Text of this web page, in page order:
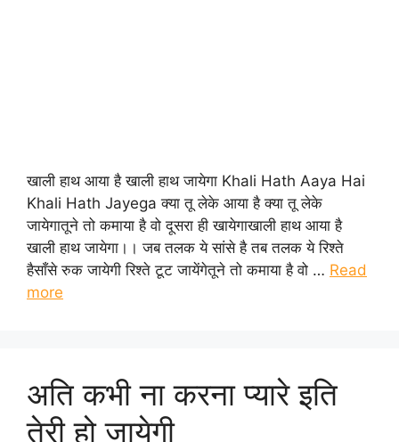
खाली हाथ आया है खाली हाथ जायेगा Khali Hath Aaya Hai
Khali Hath Jayega क्या तू लेके आया है क्या तू लेके
जायेगातूने तो कमाया है वो दूसरा ही खायेगाखाली हाथ आया है
खाली हाथ जायेगा।। जब तलक ये सांसे है तब तलक ये रिश्ते
हैसाँसे रुक जायेगी रिश्ते टूट जायेंगेतूने तो कमाया है वो … Read
more
अति कभी ना करना प्यारे इति
तेरी हो जायेगी